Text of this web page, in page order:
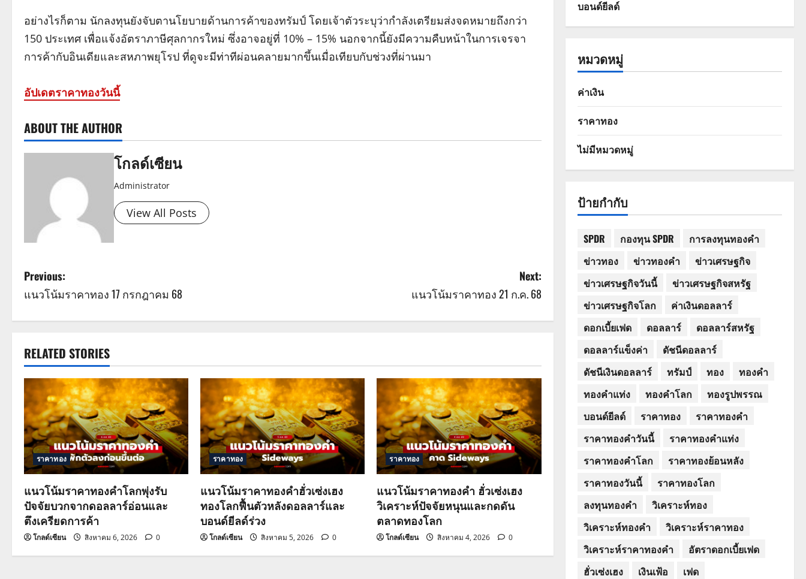
อย่างไรก็ตาม นักลงทุนยังจับตานโยบายด้านการค้าของทรัมป์ โดยเจ้าตัวระบุว่ากำลังเตรียมส่งจดหมายถึงกว่า
150 ประเทศ เพื่อแจ้งอัตราภาษีศุลกากรใหม่ ซึ่งอาจอยู่ที่ 10% – 15% นอกจากนี้ยังมีความคืบหน้าในการเจรจา
การค้ากับอินเดียและสหภาพยุโรป ที่ดูจะมีท่าทีผ่อนคลายมากขึ้นเมื่อเทียบกับช่วงที่ผ่านมา
อัปเดตราคาทองวันนี้
ABOUT THE AUTHOR
โกลด์เซียน
Administrator
View All Posts
P
o
s
t
n
a
v
i
g
a
t
i
Previous:
แนวโน้มราคาทอง 17 กรกฎาคม 68
Next:
แนวโน้มราคาทอง 21 ก.ค. 68
RELATED STORIES
ราคาทอง
แนวโน้มราคาทองคำโลกพุ่งรับ
ปัจจัยบวกจากดอลลาร์อ่อนและ
ตึงเครียดการค้า
โกลด์เซียน สิงหาคม 6, 2026 0
ราคาทอง
แนวโน้มราคาทองคำฮั่วเซ่งเฮง
ทองโลกฟื้นตัวหลังดอลลาร์และ
บอนด์ยีลด์ร่วง
โกลด์เซียน สิงหาคม 5, 2026 0
ราคาทอง
แนวโน้มราคาทองคำ ฮั่วเซ่งเฮง
วิเคราะห์ปัจจัยหนุนและกดดัน
ตลาดทองโลก
โกลด์เซียน สิงหาคม 4, 2026 0
บอนด์ยีลด์
หมวดหมู่
ค่าเงิน
ราคาทอง
ไม่มีหมวดหมู่
ป้ายกำกับ
SPDR กองทุน SPDR
การลงทุนทองคำ
ข่าวทอง
ข่าวทองคำ
ข่าวเศรษฐกิจ
ข่าวเศรษฐกิจวันนี้
ข่าวเศรษฐกิจสหรัฐ
ข่าวเศรษฐกิจโลก
ค่าเงินดอลลาร์
ดอกเบี้ยเฟด
ดอลลาร์
ดอลลาร์สหรัฐ
ดอลลาร์แข็งค่า
ดัชนีดอลลาร์
ดัชนีเงินดอลลาร์
ทรัมป์ ทอง
ทองคำ
ทองคำแท่ง
ทองคำโลก
ทองรูปพรรณ
บอนด์ยีลด์
ราคาทอง
ราคาทองคำ
ราคาทองคำวันนี้
ราคาทองคำแท่ง
ราคาทองคำโลก
ราคาทองย้อนหลัง
ราคาทองวันนี้
ราคาทองโลก
ลงทุนทองคำ
วิเคราะห์ทอง
วิเคราะห์ทองคำ
วิเคราะห์ราคาทอง
วิเคราะห์ราคาทองคำ
อัตราดอกเบี้ยเฟด
ฮั่วเซ่งเฮง
เงินเฟ้อ
เฟด